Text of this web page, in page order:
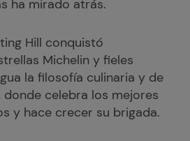
ha mirado atrás.
Hill conquistó
Michelin y fieles
la filosofía culinaria y de
donde celebra los mejores
y hace crecer su brigada.